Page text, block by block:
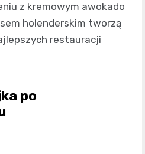
z kremowym awokado
holenderskim tworzą
restauracji
po